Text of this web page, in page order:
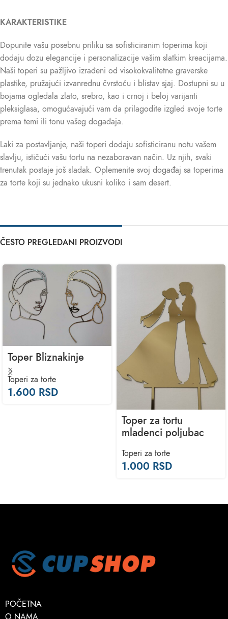
KARAKTERISTIKE
Dopunite vašu posebnu priliku sa sofisticiranim toperima koji
dodaju dozu elegancije i personalizacije vašim slatkim kreacijama.
Naši toperi su pažljivo izrađeni od visokokvalitetne graverske
plastike, pružajući izvanrednu čvrstoću i blistav sjaj. Dostupni su u
bojama ogledala zlato, srebro, kao i crnoj i beloj varijanti
pleksiglasa, omogućavajući vam da prilagodite izgled svoje torte
prema temi ili tonu vašeg događaja.
Laki za postavljanje, naši toperi dodaju sofisticiranu notu vašem
slavlju, ističući vašu tortu na nezaboravan način. Uz njih, svaki
trenutak postaje još sladak. Oplemenite svoj događaj sa toperima
za torte koji su jednako ukusni koliko i sam desert.
ČESTO PREGLEDANI PROIZVODI
Toper Bliznakinje
Toperi za torte
1.600 RSD
Toper za tortu
mladenci poljubac
Toperi za torte
1.000 RSD
POČETNA
O NAMA